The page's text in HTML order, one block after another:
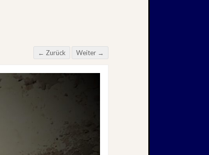
← Zurück Weiter →